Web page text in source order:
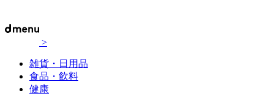
>
雑貨・日用品
食品・飲料
健康